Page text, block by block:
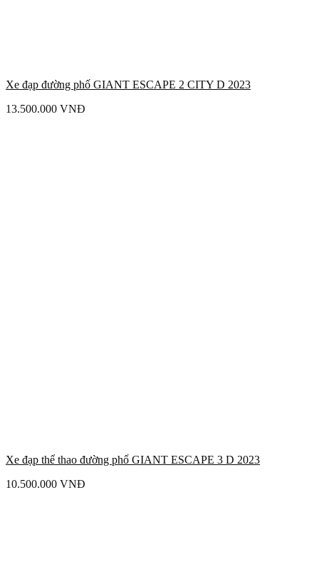
Xe đạp đường phố GIANT ESCAPE 2 CITY D 2023
13.500.000 VNĐ
Xe đạp thể thao đường phố GIANT ESCAPE 3 D 2023
10.500.000 VNĐ